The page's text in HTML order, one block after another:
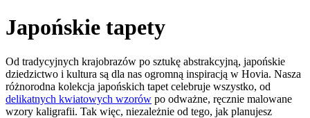
Japońskie tapety
Od tradycyjnych krajobrazów po sztukę abstrakcyjną, japońskie
dziedzictwo i kultura są dla nas ogromną inspiracją w Hovia. Nasza
różnorodna kolekcja japońskich tapet celebruje wszystko, od
delikatnych kwiatowych wzorów po odważne, ręcznie malowane
wzory kaligrafii. Tak więc, niezależnie od tego, jak planujesz